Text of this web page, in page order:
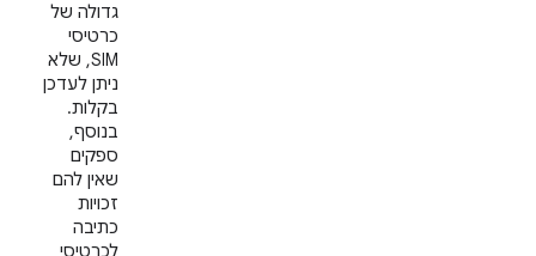
גדולה של
כרטיסי
SIM, שלא
ניתן לעדכן
בקלות.
בנוסף,
ספקים
שאין להם
זכויות
כתיבה
לכרטיסי